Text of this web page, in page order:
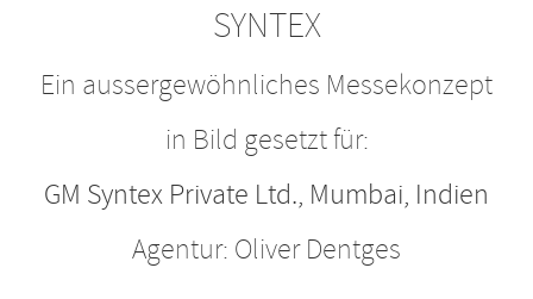
SYNTEX
Ein aussergewöhnliches Messekonzept
in Bild gesetzt für:
GM Syntex Private Ltd., Mumbai, Indien
Agentur: Oliver Dentges